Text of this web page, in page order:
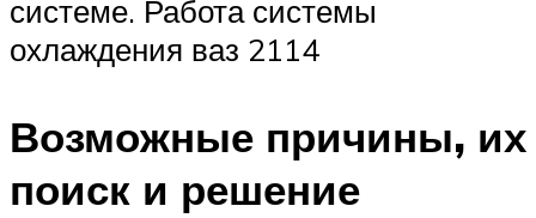
системе. Работа системы
охлаждения ваз 2114
Возможные причины, их
поиск и решение